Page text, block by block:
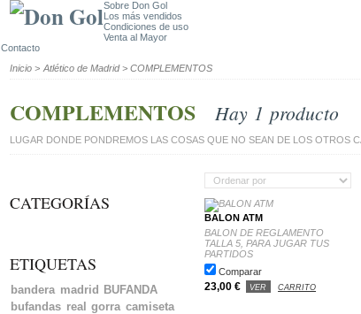
Sobre Don Gol
Los más vendidos
Condiciones de uso
Venta al Mayor
Contacto
Inicio > Atlético de Madrid > COMPLEMENTOS
COMPLEMENTOS Hay 1 producto
LUGAR DONDE PONDREMOS LAS COSAS QUE NO SEAN DE LOS OTROS
BALON ATM
BALON DE REGLAMENTO
TALLA 5, PARA JUGAR TUS
PARTIDOS
Comparar
23,00 € VER CARRITO
CATEGORÍAS
ETIQUETAS
bandera madrid BUFANDA
bufandas real gorra camiseta